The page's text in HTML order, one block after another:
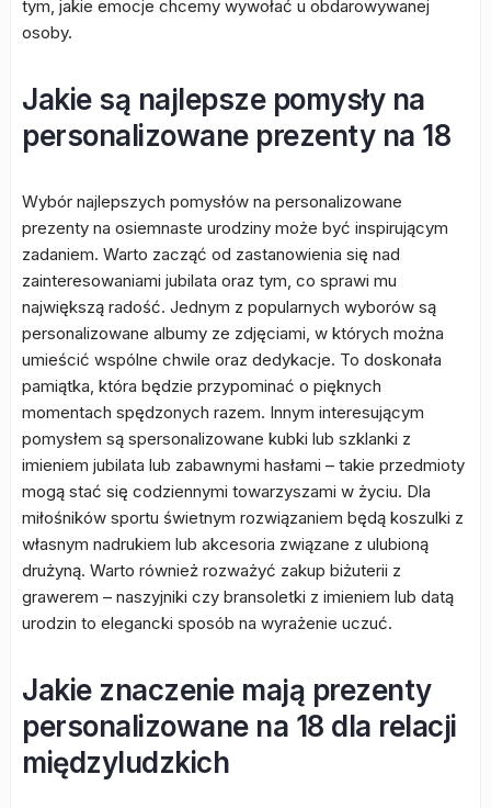
tym, jakie emocje chcemy wywołać u obdarowywanej
osoby.
Jakie są najlepsze pomysły na
personalizowane prezenty na 18
Wybór najlepszych pomysłów na personalizowane
prezenty na osiemnaste urodziny może być inspirującym
zadaniem. Warto zacząć od zastanowienia się nad
zainteresowaniami jubilata oraz tym, co sprawi mu
największą radość. Jednym z popularnych wyborów są
personalizowane albumy ze zdjęciami, w których można
umieścić wspólne chwile oraz dedykacje. To doskonała
pamiątka, która będzie przypominać o pięknych
momentach spędzonych razem. Innym interesującym
pomysłem są spersonalizowane kubki lub szklanki z
imieniem jubilata lub zabawnymi hasłami – takie przedmioty
mogą stać się codziennymi towarzyszami w życiu. Dla
miłośników sportu świetnym rozwiązaniem będą koszulki z
własnym nadrukiem lub akcesoria związane z ulubioną
drużyną. Warto również rozważyć zakup biżuterii z
grawerem – naszyjniki czy bransoletki z imieniem lub datą
urodzin to elegancki sposób na wyrażenie uczuć.
Jakie znaczenie mają prezenty
personalizowane na 18 dla relacji
międzyludzkich